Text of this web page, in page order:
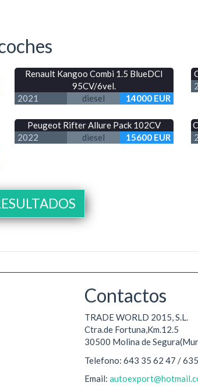
Renault Kangoo Combi 1.5 BlueDCI
95CV/6vel.
2021
diesel 14000 EUR
Peugeot Rifter Allure Pack 102CV
2022
diesel 15600 EUR
Contactos
TRADE WORLD 2015, S.L.
Ctra.de Fortuna,Km.12.5
30500 Molina de
Telefono: 643 35 62 47 /
Email: